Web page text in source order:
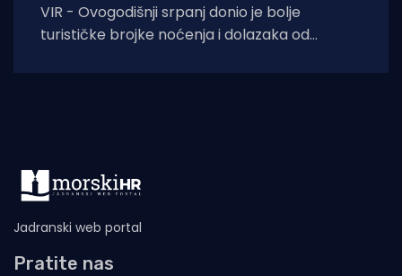
VIR - Ovogodišnji srpanj donio je bolje
turističke brojke noćenja i dolazaka od
Jadranski web portal
Pratite nas